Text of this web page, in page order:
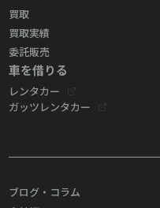
買取
買取実績
委託販売
車を借りる
レンタカー
ガッツレンタカー
ブログ・コラム